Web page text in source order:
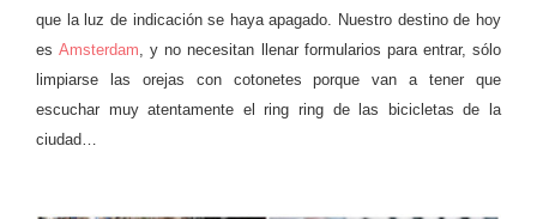
que la luz de indicación se haya apagado. Nuestro destino de hoy
esAmsterdam , y no necesitan llenar formularios para entrar, sólo
limpiarse las orejas con cotonetes porque van a tener que
escuchar muy atentamente el ring ring de las bicicletas de la
ciudad…